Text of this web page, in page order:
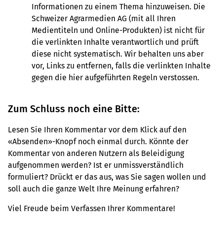
Informationen zu einem Thema hinzuweisen. Die
Schweizer Agrarmedien AG (mit all Ihren
Medientiteln und Online-Produkten) ist nicht für
die verlinkten Inhalte verantwortlich und prüft
diese nicht systematisch. Wir behalten uns aber
vor, Links zu entfernen, falls die verlinkten Inhalte
gegen die hier aufgeführten Regeln verstossen.
Zum Schluss noch eine Bitte:
Lesen Sie Ihren Kommentar vor dem Klick auf den
«Absenden»-Knopf noch einmal durch. Könnte der
Kommentar von anderen Nutzern als Beleidigung
aufgenommen werden? Ist er unmissverständlich
formuliert? Drückt er das aus, was Sie sagen wollen und
soll auch die ganze Welt Ihre Meinung erfahren?
Viel Freude beim Verfassen Ihrer Kommentare!